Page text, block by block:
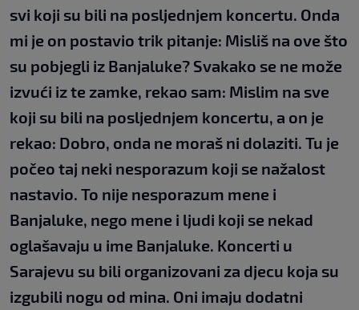
svi koji su bili na posljednjem koncertu. Onda
mi je on postavio trik pitanje: Misliš na ove što
su pobjegli iz Banjaluke? Svakako se ne može
izvući iz te zamke, rekao sam: Mislim na sve
koji su bili na posljednjem koncertu, a on je
rekao: Dobro, onda ne moraš ni dolaziti. Tu je
počeo taj neki nesporazum koji se nažalost
nastavio. To nije nesporazum mene i
Banjaluke, nego mene i ljudi koji se nekad
oglašavaju u ime Banjaluke. Koncerti u
Sarajevu su bili organizovani za djecu koja su
izgubili nogu od mina. Oni imaju dodatni